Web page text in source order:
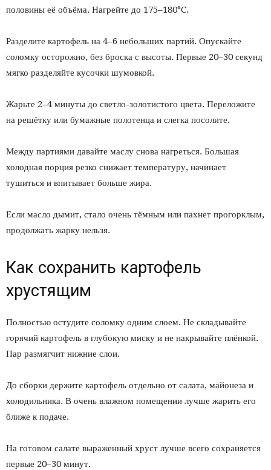
половины её объёма. Нагрейте до 175–180°C.
Разделите картофель на 4–6 небольших партий. Опускайте
соломку осторожно, без броска с высоты. Первые 20–30 секунд
мягко разделяйте кусочки шумовкой.
Жарьте 2–4 минуты до светло-золотистого цвета. Переложите
на решётку или бумажные полотенца и слегка посолите.
Между партиями давайте маслу снова нагреться. Большая
холодная порция резко снижает температуру, начинает
тушиться и впитывает больше жира.
Если масло дымит, стало очень тёмным или пахнет прогорклым,
продолжать жарку нельзя.
Как сохранить картофель
хрустящим
Полностью остудите соломку одним слоем. Не складывайте
горячий картофель в глубокую миску и не накрывайте плёнкой.
Пар размягчит нижние слои.
До сборки держите картофель отдельно от салата, майонеза и
холодильника. В очень влажном помещении лучше жарить его
ближе к подаче.
На готовом салате выраженный хруст лучше всего сохраняется
первые 20–30 минут.